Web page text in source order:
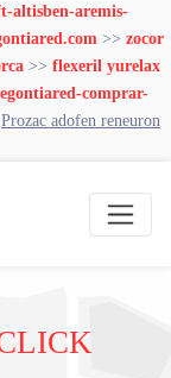
altisben-aremis-
>> zocor
>> flexeril yurelax
comprar-
Prozac adofen reneuron